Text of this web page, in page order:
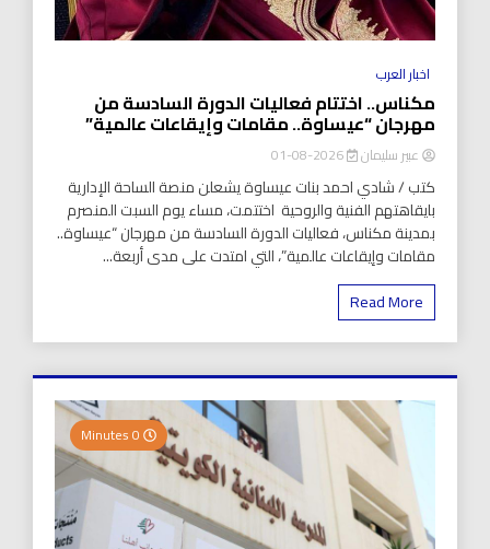
اخبار العرب
مكناس.. اختتام فعاليات الدورة السادسة من
مهرجان “عيساوة.. مقامات وإيقاعات عالمية”
عبير سليمان 2026-08-01
كتب / شادي احمد بنات عيساوة يشعلن منصة الساحة الإدارية
بايقاهتهم الفنية والروحية اختتمت، مساء يوم السبت المنصرم
بمدينة مكناس، فعاليات الدورة السادسة من مهرجان “عيساوة..
مقامات وإيقاعات عالمية”، التي امتدت على مدى أربعة...
Read More